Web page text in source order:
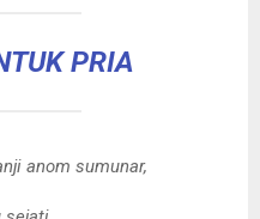
PRIA
anom sumunar,